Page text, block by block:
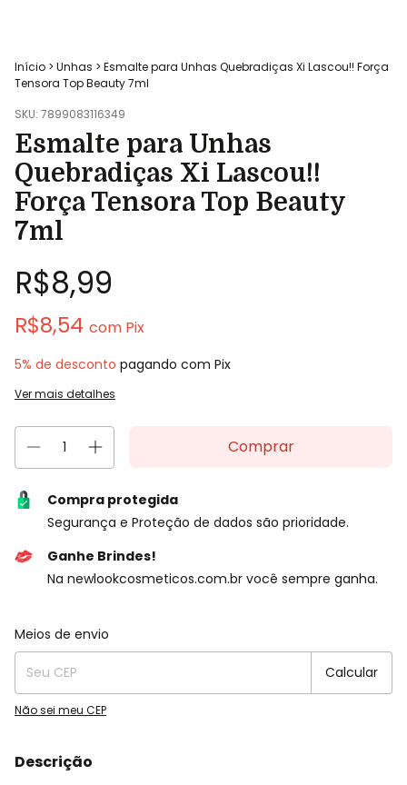
Início > Unhas > Esmalte para Unhas Quebradiças Xi Lascou!! Força
Tensora Top Beauty 7ml
SKU: 7899083116349
Esmalte para Unhas
Quebradiças Xi Lascou!!
Força Tensora Top Beauty
7ml
R$8,99
R$8,54 com Pix
5% de desconto pagando com Pix
Ver mais detalhes
Compra protegida
Segurança e Proteção de dados são prioridade.
Ganhe Brindes!
Na newlookcosmeticos.com.br você sempre ganha.
Entregas para o CEP:
Meios de envio
Calcular
Não sei meu CEP
Descrição